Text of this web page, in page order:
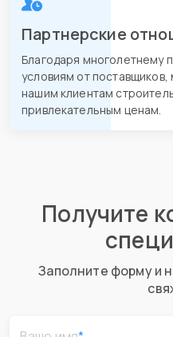
Партнерские
Благодаря многолетнему
условиям от
нашим клиентам
привлекательным ценам.
Получите
Заполните форму и